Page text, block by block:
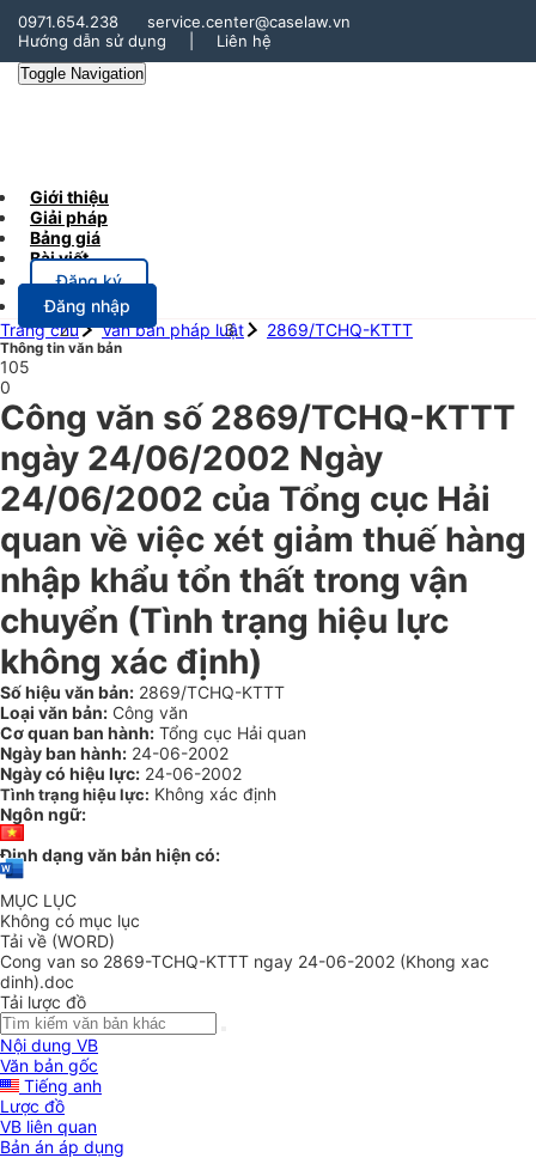
0971.654.238
service.center@caselaw.vn
Hướng dẫn sử dụng
Liên hệ
Toggle Navigation
Giới thiệu
Giải pháp
Bảng giá
Bài viết
Đăng ký
Đăng nhập
Trang chủ
Văn bản pháp luật 2869/TCHQ-KTTT
Thông tin văn bản
105
0
Công văn số 2869/TCHQ-KTTT
ngày 24/06/2002 Ngày
24/06/2002 của Tổng cục Hải
quan về việc xét giảm thuế hàng
nhập khẩu tổn thất trong vận
chuyển (Tình trạng hiệu lực
không xác định)
Số hiệu văn bản: 2869/TCHQ-KTTT
Loại văn bản: Công văn
Cơ quan ban hành: Tổng cục Hải quan
Ngày ban hành: 24-06-2002
Ngày có hiệu lực: 24-06-2002
Tình trạng hiệu lực: Không xác định
Ngôn ngữ:
Định dạng văn bản hiện có:
MỤC LỤC
Không có mục lục
Tải về (WORD)
Cong van so 2869-TCHQ-KTTT ngay 24-06-2002 (Khong xac
dinh).doc
Tải lược đồ
Nội dung VB
Văn bản gốc
Tiếng anh
Lược đồ
VB liên quan
Bản án áp dụng